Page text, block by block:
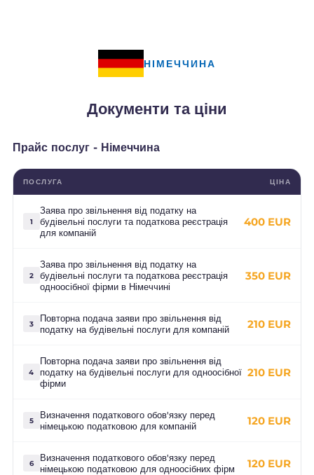
НІМЕЧЧИНА
Документи та ціни
Прайс послуг - Німеччина
ПОСЛУГА ЦІНА
1
Заява про звільнення від податку на
будівельні послуги та податкова реєстрація
для компаній
400 EUR
2
Заява про звільнення від податку на
будівельні послуги та податкова реєстрація
одноосібної фірми в Німеччині
350 EUR
3
Повторна подача заяви про звільнення від
податку на будівельні послуги для компаній
210 EUR
4
Повторна подача заяви про звільнення від
податку на будівельні послуги для одноосібної
фірми
210 EUR
5
Визначення податкового обов'язку перед
німецькою податковою для компаній
120 EUR
6
Визначення податкового обов'язку перед
німецькою податковою для одноосібних фірм
120 EUR